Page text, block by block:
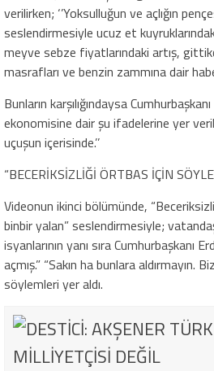
verilirken; ‘’Yoksulluğun ve açlığın
seslendirmesiyle ucuz et
meyve sebze fiyatlarındaki artış,
masrafları ve benzin zammına dair
Bunların karşılığındaysa
ekonomisine dair şu ifadelerine yer
uçuşun içerisinde.’’
“BECERİKSİZLİĞİ ÖRTBAS İÇİN
Videonun ikinci bölümünde,
binbir yalan” seslendirmesiyle;
isyanlarının yanı sıra Cumhurbaşkanı
açmış.” “Sakın ha bunlara aldırmayın.
söylemleri yer aldı.